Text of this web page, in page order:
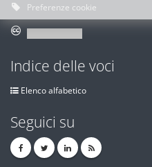
Preferenze cookie
Indice delle voci
Elenco alfabetico
Seguici su